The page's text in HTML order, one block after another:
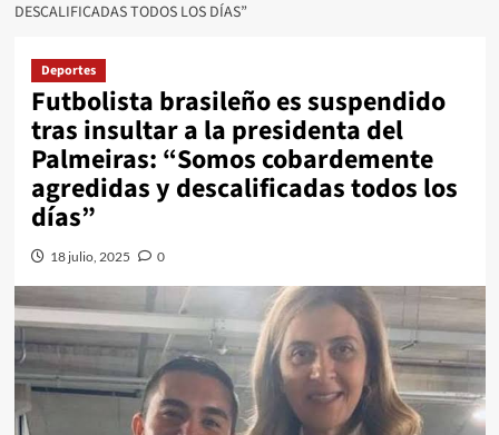
DESCALIFICADAS TODOS LOS DÍAS”
Deportes
Futbolista brasileño es suspendido
tras insultar a la presidenta del
Palmeiras: “Somos cobardemente
agredidas y descalificadas todos los
días”
18 julio, 2025 0